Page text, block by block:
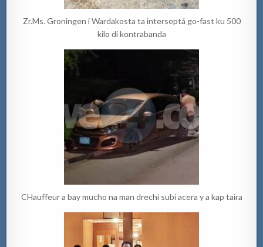
Zr.Ms. Groningen i Wardakosta ta interseptá go-fast ku 500
kilo di kontrabanda
CHauffeur a bay mucho na man drechi subi acera y a kap taira